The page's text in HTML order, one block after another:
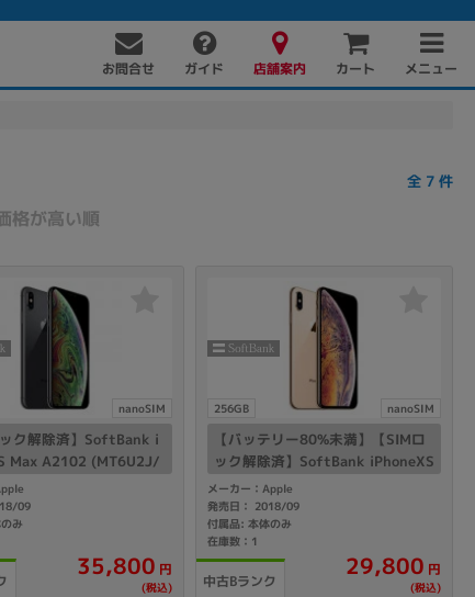
お問合せ ガイド 店舗案内 カート メニュー
全 7件
格が高い順
nanoSIM
ック解除済】SoftBank i
Max A2102 (MT6U2J/
スペースグレイ
09
み
35,800 円
(税込)
256GB nanoSIM
【バッテリー80%未満】【SIMロ
ック解除済】SoftBank iPhoneXS
Max A2102 (MT6W2J/A) 256GB
ゴールド
メーカー：Apple
発売日： 2018/09
付属品: 本体のみ
在庫数：1
中古Bランク
29,800 円
(税込)
辺機器 ソフト